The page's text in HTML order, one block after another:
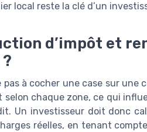
local reste la clé d’un
d’impôt et
pas à cocher une case sur
selon chaque zone, ce qui
Un investisseur doit donc
réelles, en tenant